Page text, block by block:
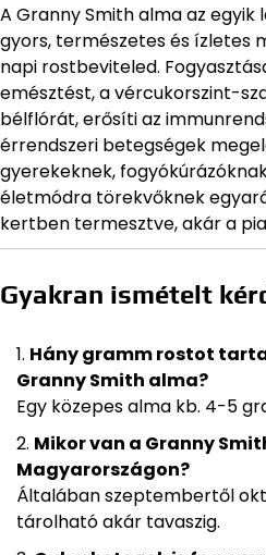
A Granny Smith alma az egyik
gyors, természetes és ízletes
napi rostbeviteled.
emésztést, a vércukorszint-
bélflórát, erősíti az
érrendszeri betegségek
gyerekeknek,
életmódra törekvőknek
kertben termesztve, akár a
Gyakran ismételt
Hány gramm rostot
Granny Smith alma?
Egy közepes alma kb. 4-5
Mikor van a Granny
Magyarországon?
Általában szeptembertől
tárolható akár tavaszig.